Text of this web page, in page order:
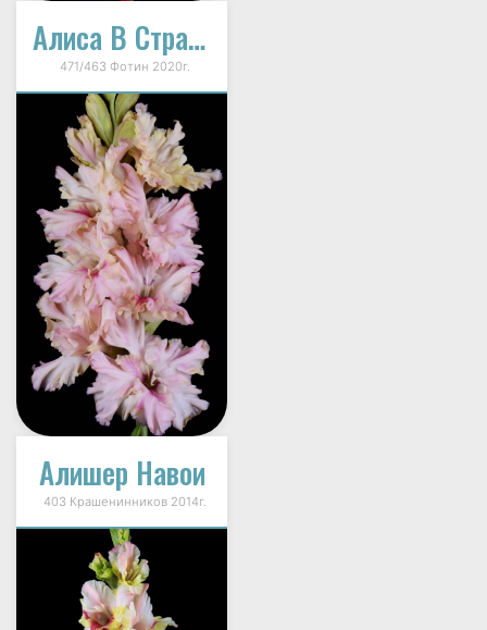
Алиса В Стране Чудес
471/463 Фотин 2020г.
Алишер Навои
403 Крашенинников 2014г.